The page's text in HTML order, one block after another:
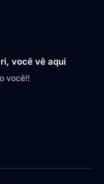
você vê aqui
você!!